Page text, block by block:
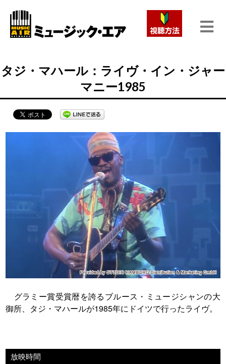
タジ・マハール：ライヴ・イン・ジャー
マニー1985
グラミー賞受賞暦を誇るブルース・ミュージシャンの大
御所、タジ・マハールが1985年にドイツで行ったライヴ。
放映時間